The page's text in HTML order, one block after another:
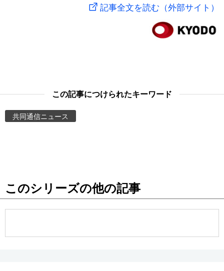
お知らせ
記事全文を読む（外部サイト）
この記事につけられたキーワード
共同通信ニュース
このシリーズの他の記事